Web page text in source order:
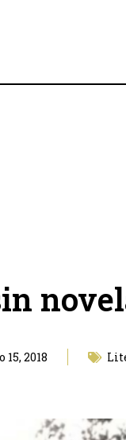
15, 2018